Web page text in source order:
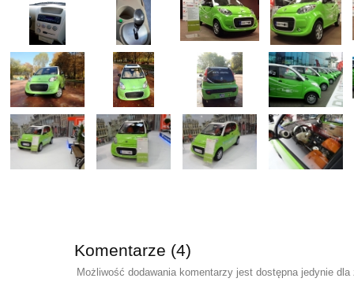
Komentarze (4)
Możliwość dodawania komentarzy jest dostępna jedynie